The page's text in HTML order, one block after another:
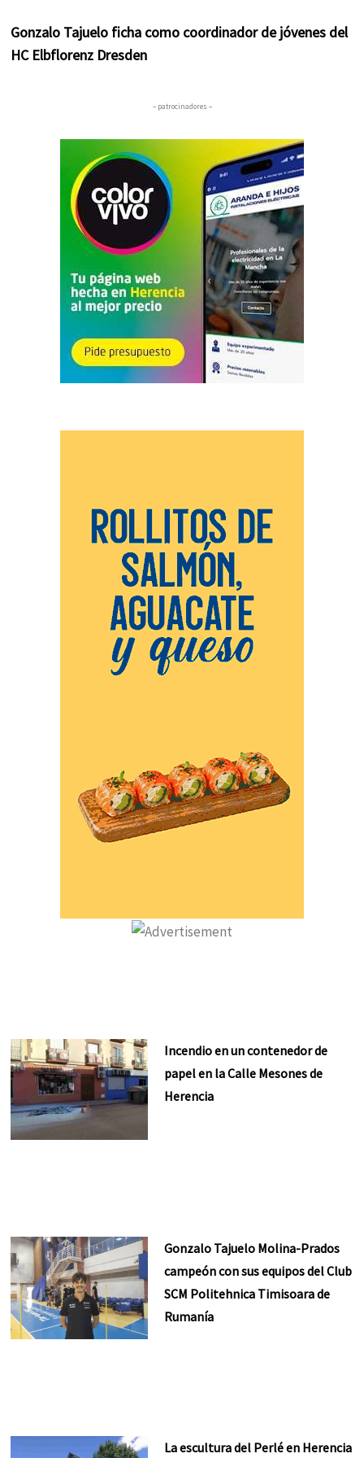
Gonzalo Tajuelo ficha como coordinador de jóvenes del
HC Elbflorenz Dresden
– patrocinadores –
Incendio en un contenedor de
papel en la Calle Mesones de
Herencia
Gonzalo Tajuelo Molina-Prados
campeón con sus equipos del Club
SCM Politehnica Timisoara de
Rumanía
La escultura del Perlé en Herencia